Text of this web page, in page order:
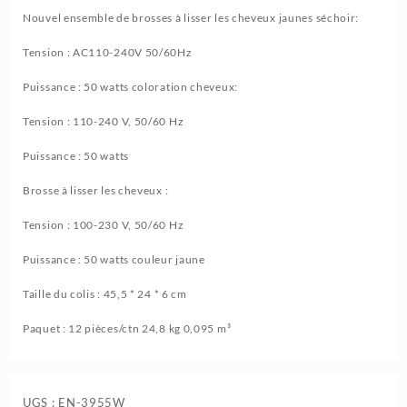
Nouvel ensemble de brosses à lisser les cheveux jaunes séchoir:
Tension : AC110-240V 50/60Hz
Puissance : 50 watts coloration cheveux:
Tension : 110-240 V, 50/60 Hz
Puissance : 50 watts
Brosse à lisser les cheveux :
Tension : 100-230 V, 50/60 Hz
Puissance : 50 watts couleur jaune
Taille du colis : 45,5 * 24 * 6 cm
Paquet : 12 pièces/ctn 24,8 kg 0,095 m³
UGS : EN-3955W